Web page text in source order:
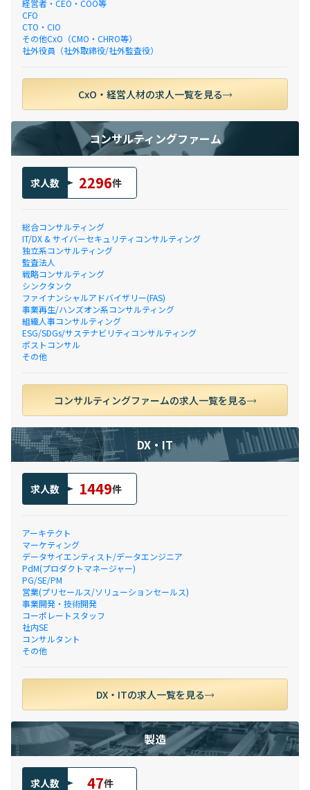
経営者・CEO・COO等
CFO
CTO・CIO
その他CxO（CMO・CHRO等）
社外役員（社外取締役/社外監査役）
CxO・経営人材の求人一覧を見る
コンサルティングファーム
求人数 2296件
総合コンサルティング
IT/DX & サイバーセキュリティコンサルティング
独立系コンサルティング
監査法人
戦略コンサルティング
シンクタンク
ファイナンシャルアドバイザリー(FAS)
事業再生/ハンズオン系コンサルティング
組織人事コンサルティング
ESG/SDGs/サステナビリティコンサルティング
ポストコンサル
その他
コンサルティングファームの求人一覧を見る
DX・IT
求人数 1449件
アーキテクト
マーケティング
データサイエンティスト/データエンジニア
PdM(プロダクトマネージャー)
PG/SE/PM
営業(プリセールス/ソリューションセールス)
事業開発・技術開発
コーポレートスタッフ
社内SE
コンサルタント
その他
DX・ITの求人一覧を見る
製造
求人数 47件